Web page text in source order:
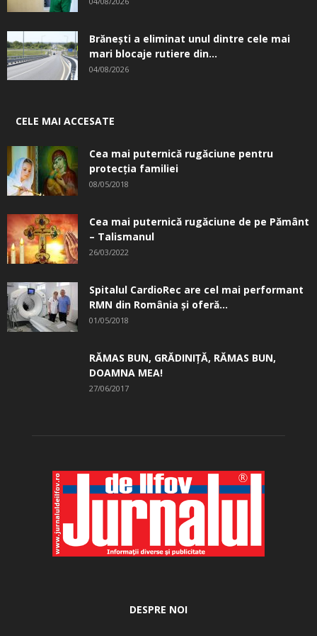
Brănești a eliminat unul dintre cele mai
mari blocaje rutiere din...
04/08/2026
CELE MAI ACCESATE
Cea mai puternică rugăciune pentru
protecția familiei
08/05/2018
Cea mai puternică rugăciune de pe Pământ
– Talismanul
26/03/2022
Spitalul CardioRec are cel mai performant
RMN din România și oferă...
01/05/2018
RĂMAS BUN, GRĂDINIŢĂ, ­RĂMAS BUN,
DOAMNA MEA!
27/06/2017
DESPRE NOI